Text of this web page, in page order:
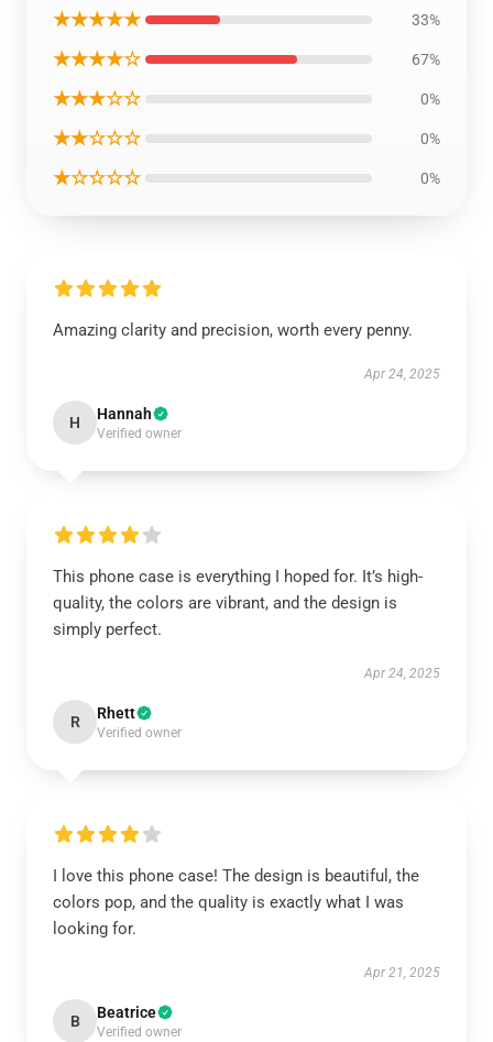
★★★★★ 33%
★★★★☆ 67%
★★★☆☆ 0%
★★☆☆☆ 0%
★☆☆☆☆ 0%
Amazing clarity and precision, worth every penny.
Apr 24, 2025
H Hannah
Verified owner
This phone case is everything I hoped for. It’s high-
quality, the colors are vibrant, and the design is
simply perfect.
Apr 24, 2025
R Rhett
Verified owner
I love this phone case! The design is beautiful, the
colors pop, and the quality is exactly what I was
looking for.
Apr 21, 2025
B Beatrice
Verified owner